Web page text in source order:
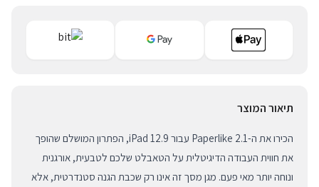
תיאור המוצר
הכירו את ה-Paperlike 2.1 עבור iPad 12.9, הפתרון המושלם שהופך
את חווית העבודה הדיגיטלית על הטאבלט שלכם לטבעית, אורגנית
ונוחה יותר מאי פעם. מגן מסך זה אינו רק שכבת הגנה סטנדרטית, אלא